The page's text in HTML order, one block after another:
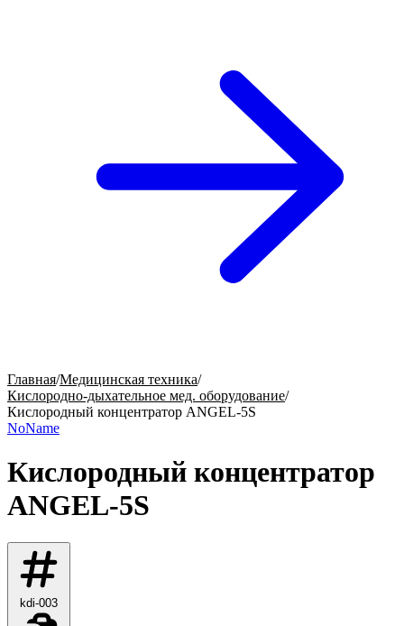
Главная/Медицинская техника/
Кислородно-дыхательное мед. оборудование/
Кислородный концентратор ANGEL-5S
NoName
Кислородный концентратор
ANGEL-5S
kdi-003